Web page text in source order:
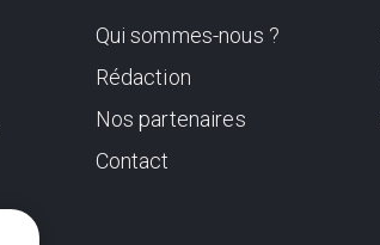
Qui sommes-nous ?
Rédaction
Nos partenaires
Contact